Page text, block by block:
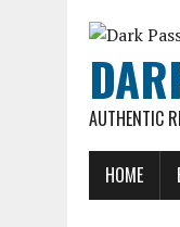
AUTHENTIC
HOME